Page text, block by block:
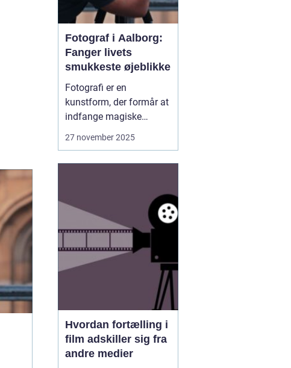
Fotograf i Aalborg:
Fanger livets
smukkeste øjeblikke
Fotografi er en
kunstform, der formår at
indfange magiske
øjeblikke, som varer livet
uforglemmelige
øjeblikke til varige
minder...
27 november 2025
Hvordan fortælling i
film adskiller sig fra
andre medier